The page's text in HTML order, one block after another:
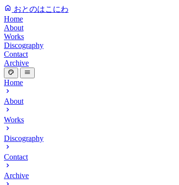
おとのはこにわ
Home
About
Works
Discography
Contact
Archive
Home
About
Works
Discography
Contact
Archive